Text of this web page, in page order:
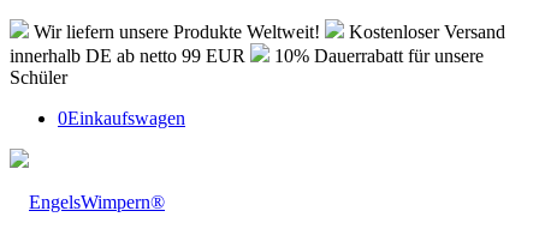
Wir liefern unsere Produkte Weltweit!
Kostenloser Versand
innerhalb DE ab netto 99 EUR
10% Dauerrabatt für unsere
Schüler
0Einkaufswagen